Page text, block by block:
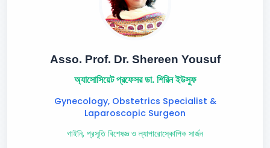
Asso. Prof. Dr. Shereen Yousuf
অ্যাসোসিয়েট প্রফেসর ডা. শিরিন ইউসুফ
Gynecology, Obstetrics Specialist &
Laparoscopic Surgeon
গাইনি, প্রসূতি বিশেষজ্ঞ ও ল্যাপারোস্কোপিক সার্জন